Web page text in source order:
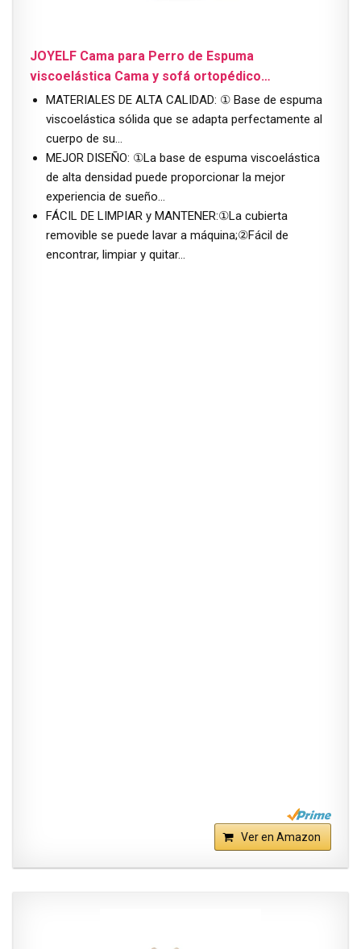
JOYELF Cama para Perro de Espuma
viscoelástica Cama y sofá ortopédico…
MATERIALES DE ALTA CALIDAD: ① Base de espuma
viscoelástica sólida que se adapta perfectamente al
cuerpo de su…
MEJOR DISEÑO: ①La base de espuma viscoelástica
de alta densidad puede proporcionar la mejor
experiencia de sueño…
FÁCIL DE LIMPIAR y MANTENER:①La cubierta
removible se puede lavar a máquina;②Fácil de
encontrar, limpiar y quitar…
Ver en Amazon